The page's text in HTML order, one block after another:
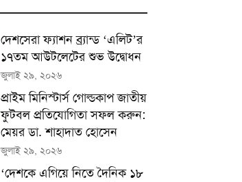
দেশসেরা ফ্যাশন ব্র্যান্ড ‘এলিট’র
১৭তম আউটলেটের শুভ উদ্বোধন
জুলাই ২৯, ২০২৬
প্রাইম মিনিস্টার্স গোল্ডকাপ জাতীয়
ফুটবল প্রতিযোগিতা সফল করুন:
মেয়র ডা. শাহাদাত হোসেন
জুলাই ২৯, ২০২৬
‘দেশকে এগিয়ে নিতে দৈনিক ১৮